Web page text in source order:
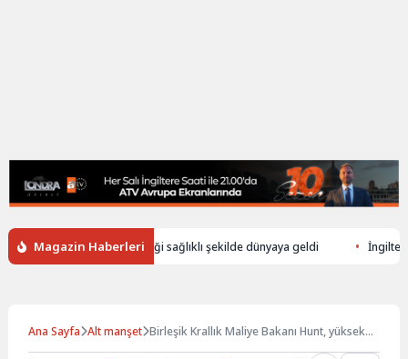
Magazin Haberleri
ölen annenin bebeği sağlıklı şekilde dünyaya geldi
Ana Sayfa Alt manşet Birleşik Krallık Maliye Bakanı Hunt, yüksek